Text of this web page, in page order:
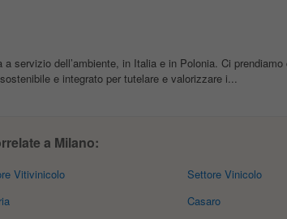
servizio dell’ambiente, in Italia e in Polonia. Ci
e integrato per tutelare e valorizzare i...
a Milano:
Vitivinicolo
Settore Vinicolo
Casaro